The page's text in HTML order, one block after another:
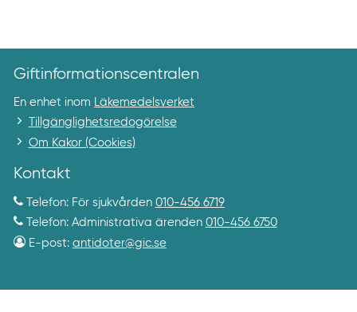
Giftinformationscentralen
En enhet inom
Läkemedelsverket
Tillgänglighetsredogörelse
Om Kakor (Cookies)
Kontakt
Telefon: För sjukvården 010-456 6719
Telefon: Administrativa ärenden 010-456 6750
E-post: antidoter@gic.se